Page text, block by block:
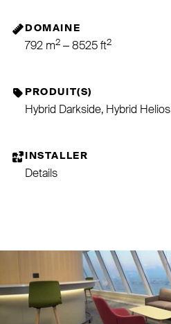
DOMAINE
792 m2 – 8525 ft2
PRODUIT(S)
Hybrid Darkside, Hybrid Helios
INSTALLER
Details